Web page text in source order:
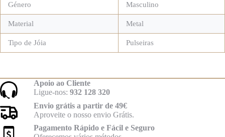
Género Masculino
Material Metal
Tipo de Jóia Pulseiras
Apoio ao Cliente
Ligue-nos: 932 128 320
Envio grátis a partir de 49€
Aproveite o nosso envio Grátis.
Pagamento Rápido e Fácil e Seguro